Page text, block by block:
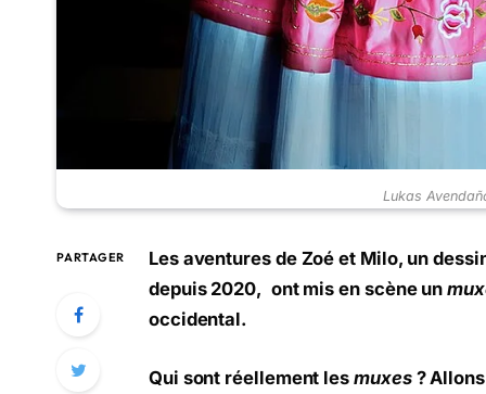
Lukas
PARTAGER
Les aventures de Zoé et Milo, un
depuis 2020, ont mis en scène un
occidental.
Qui sont réellement les muxes?